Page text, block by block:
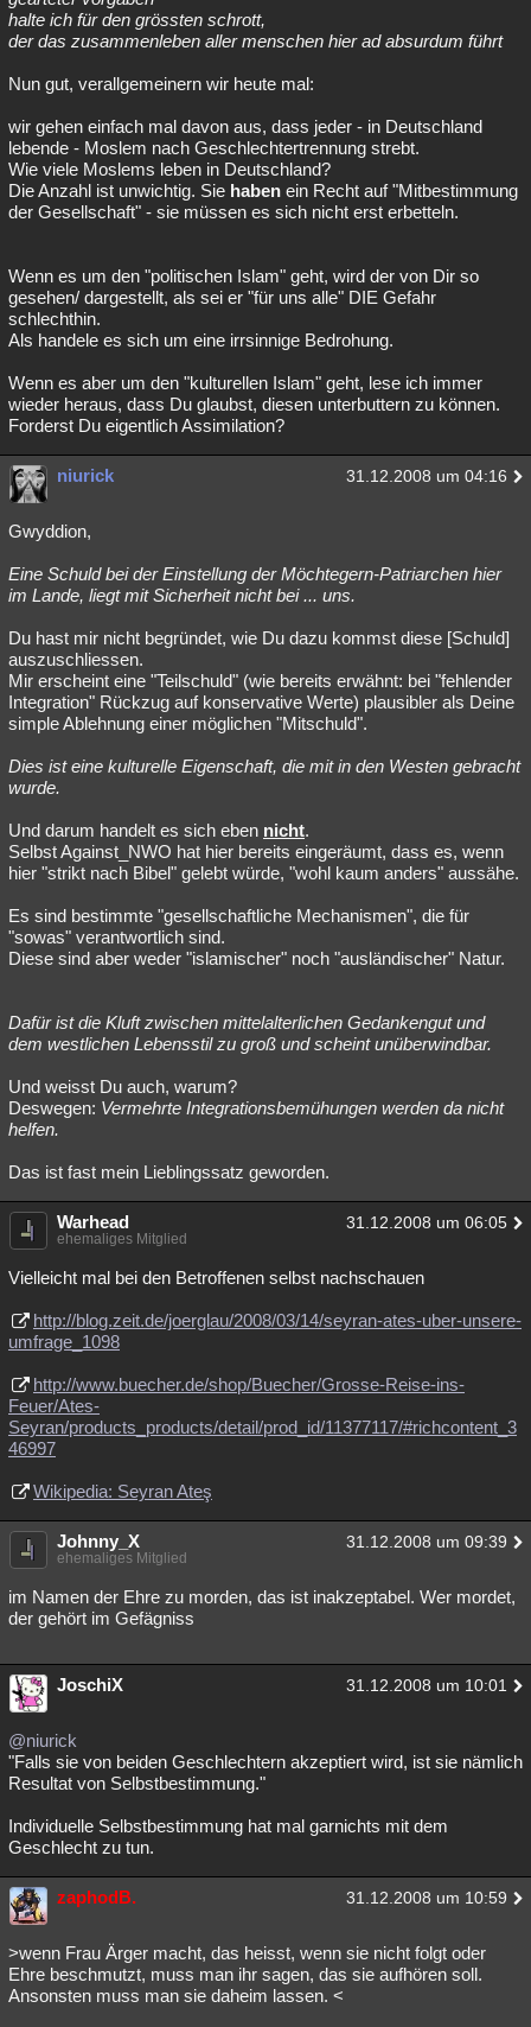
halte ich für den grössten schrott,
der das zusammenleben aller menschen hier ad absurdum führt
Nun gut, verallgemeinern wir heute mal:
wir gehen einfach mal davon aus, dass jeder - in Deutschland
lebende - Moslem nach Geschlechtertrennung strebt.
Wie viele Moslems leben in Deutschland?
Die Anzahl ist unwichtig. Sie haben ein Recht auf "Mitbestimmung
der Gesellschaft" - sie müssen es sich nicht erst erbetteln.
Wenn es um den "politischen Islam" geht, wird der von Dir so
gesehen/ dargestellt, als sei er "für uns alle" DIE Gefahr
schlechthin.
Als handele es sich um eine irrsinnige Bedrohung.
Wenn es aber um den "kulturellen Islam" geht, lese ich immer
wieder heraus, dass Du glaubst, diesen unterbuttern zu können.
Forderst Du eigentlich Assimilation?
niurick 31.12.2008 um 04:16
Gwyddion,
Eine Schuld bei der Einstellung der Möchtegern-Patriarchen hier
im Lande, liegt mit Sicherheit nicht bei ... uns.
Du hast mir nicht begründet, wie Du dazu kommst diese [Schuld]
auszuschliessen.
Mir erscheint eine "Teilschuld" (wie bereits erwähnt: bei "fehlender
Integration" Rückzug auf konservative Werte) plausibler als Deine
simple Ablehnung einer möglichen "Mitschuld".
Dies ist eine kulturelle Eigenschaft, die mit in den Westen gebracht
wurde.
Und darum handelt es sich eben nicht.
Selbst Against_NWO hat hier bereits eingeräumt, dass es, wenn
hier "strikt nach Bibel" gelebt würde, "wohl kaum anders" aussähe.
Es sind bestimmte "gesellschaftliche Mechanismen", die für
"sowas" verantwortlich sind.
Diese sind aber weder "islamischer" noch "ausländischer" Natur.
Dafür ist die Kluft zwischen mittelalterlichen Gedankengut und
dem westlichen Lebensstil zu groß und scheint unüberwindbar.
Und weisst Du auch, warum?
Deswegen: Vermehrte Integrationsbemühungen werden da nicht
helfen.
Das ist fast mein Lieblingssatz geworden.
Warhead 31.12.2008 um 06:05
ehemaliges Mitglied
Vielleicht mal bei den Betroffenen selbst nachschauen
http://blog.zeit.de/joerglau/2008/03/14/seyran-ates-uber-unsere-
umfrage_1098
http://www.buecher.de/shop/Buecher/Grosse-Reise-ins-
Feuer/Ates-
Seyran/products_products/detail/prod_id/11377117/#richcontent_3
46997
Wikipedia: Seyran Ateş
Johnny_X 31.12.2008 um 09:39
ehemaliges Mitglied
im Namen der Ehre zu morden, das ist inakzeptabel. Wer mordet,
der gehört im Gefägniss
JoschiX 31.12.2008 um 10:01
@niurick
"Falls sie von beiden Geschlechtern akzeptiert wird, ist sie nämlich
Resultat von Selbstbestimmung."
Individuelle Selbstbestimmung hat mal garnichts mit dem
Geschlecht zu tun.
zaphodB. 31.12.2008 um 10:59
>wenn Frau Ärger macht, das heisst, wenn sie nicht folgt oder
Ehre beschmutzt, muss man ihr sagen, das sie aufhören soll.
Ansonsten muss man sie daheim lassen. <